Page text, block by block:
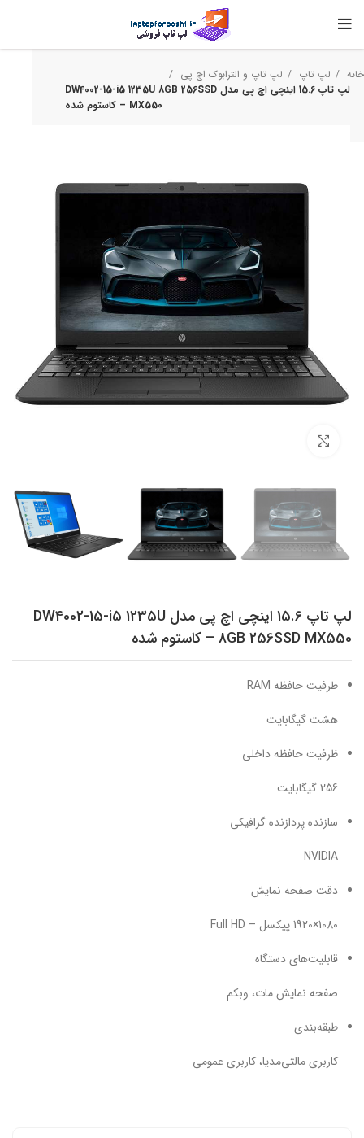
خانه لپ تاپ
لپ تاپ و الترابوک اچ‌ پی
لپ تاپ 15.6 اینچی اچ‌ پی مدل DW4002-15-i5 1235U 8GB 256SSD
MX550 – کاستوم شده
لپ تاپ 15.6 اینچی اچ‌ پی مدل DW4002-15-i5 1235U
8GB 256SSD MX550 – کاستوم شده
ظرفیت حافظه RAM
هشت گیگابایت
ظرفیت حافظه داخلی
256 گیگابایت
سازنده پردازنده گرافیکی
NVIDIA
دقت صفحه نمایش
1080×1920 پیکسل – Full HD
قابلیت‌های دستگاه
صفحه نمایش مات، وبکم
طبقه‌بندی
کاربری مالتی‌مدیا، کاربری عمومی